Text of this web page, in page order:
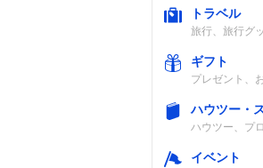
記載未確認
トラベル
旅行、旅行グ
ギフト
プレゼント、
ハウツー・
ハウツー、プ
イベント